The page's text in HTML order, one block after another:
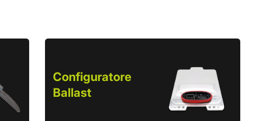
Configuratore
Ballast